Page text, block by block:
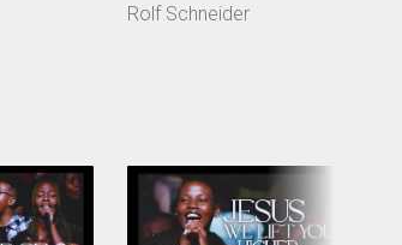
Rolf Schneider